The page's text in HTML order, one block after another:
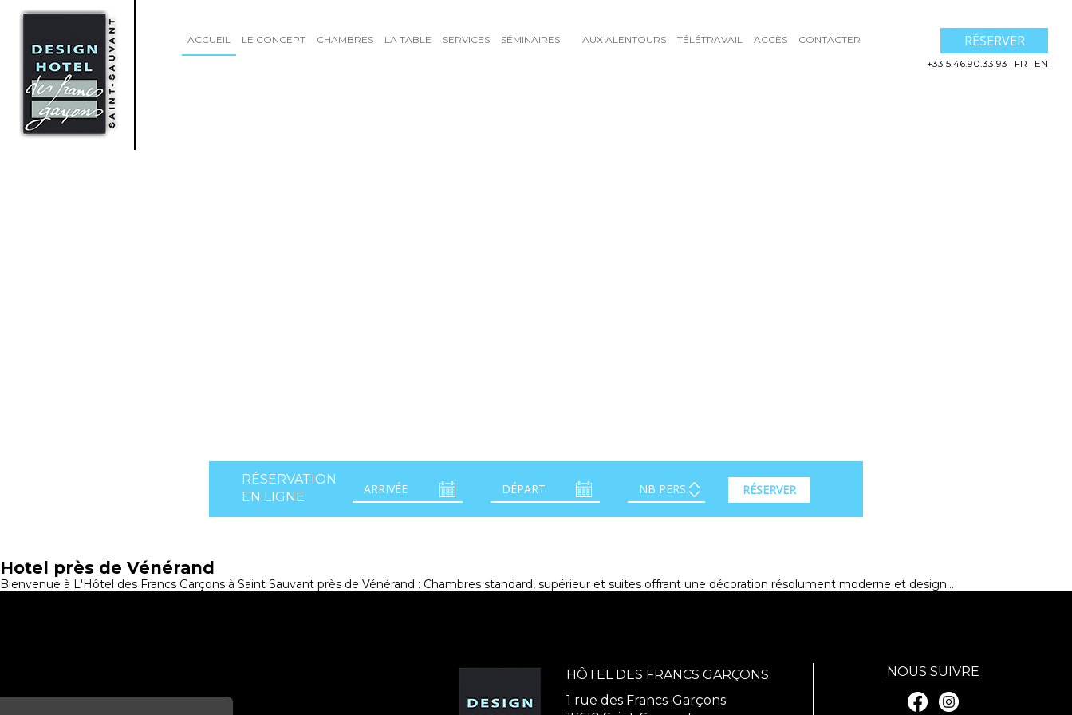
ACCUEIL LE CONCEPT CHAMBRES LA TABLE SERVICES SÉMINAIRES AUX ALENTOURS TÉLÉTRAVAIL ACCÈS CONTACTER RÉSERVER
+33 5.46.90.33.93 | FR | EN
RÉSERVATION
EN LIGNE
RÉSERVER
Hotel près de Vénérand
Bienvenue à L'Hôtel des Francs Garçons à Saint Sauvant près de Vénérand : Chambres standard, supérieur et suites offrant une décoration résolument moderne et design...
HÔTEL DES FRANCS GARÇONS
1 rue des Francs-Garçons
NOUS SUIVRE